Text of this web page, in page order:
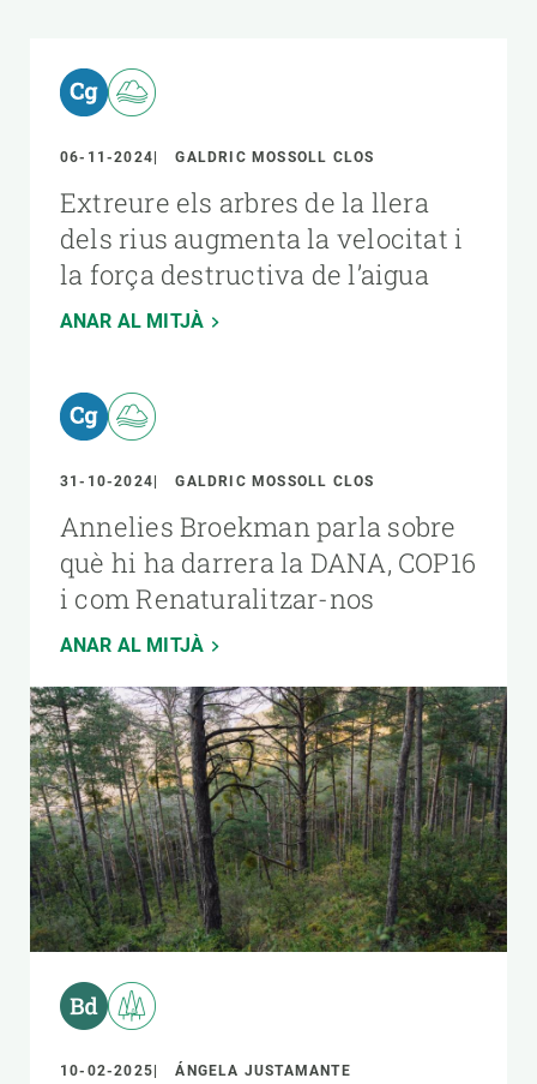
06-11-2024 GALDRIC MOSSOLL CLOS
Extreure els arbres de la llera
dels rius augmenta la velocitat i
la força destructiva de l’aigua
ANAR AL MITJÀ
31-10-2024 GALDRIC MOSSOLL CLOS
Annelies Broekman parla sobre
què hi ha darrera la DANA, COP16
i com Renaturalitzar-nos
ANAR AL MITJÀ
10-02-2025 ÁNGELA JUSTAMANTE